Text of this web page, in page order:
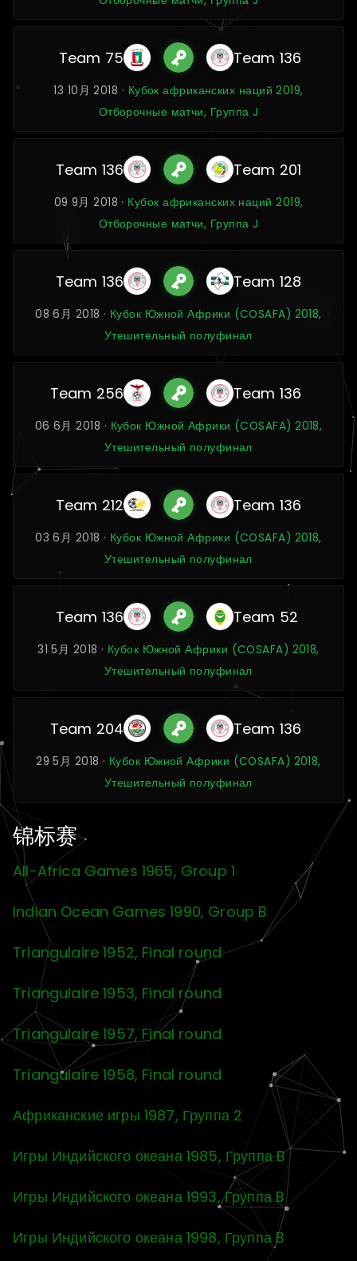
Team 75 Team 136
13 10月 2018 · Кубок африканских наций 2019,
Отборочные матчи, Группа J
Team 136 Team 201
09 9月 2018 · Кубок африканских наций 2019,
Отборочные матчи, Группа J
Team 136 Team 128
08 6月 2018 · Кубок Южной Африки (COSAFA) 2018,
Утешительный полуфинал
Team 256 Team 136
06 6月 2018 · Кубок Южной Африки (COSAFA) 2018,
Утешительный полуфинал
Team 212 Team 136
03 6月 2018 · Кубок Южной Африки (COSAFA) 2018,
Утешительный полуфинал
Team 136 Team 52
31 5月 2018 · Кубок Южной Африки (COSAFA) 2018,
Утешительный полуфинал
Team 204 Team 136
29 5月 2018 · Кубок Южной Африки (COSAFA) 2018,
Утешительный полуфинал
锦标赛
All-Africa Games 1965, Group 1
Indian Ocean Games 1990, Group B
Triangulaire 1952, Final round
Triangulaire 1953, Final round
Triangulaire 1957, Final round
Triangulaire 1958, Final round
Африканские игры 1987, Группа 2
Игры Индийского океана 1985, Группа B
Игры Индийского океана 1993, Группа B
Игры Индийского океана 1998, Группа B